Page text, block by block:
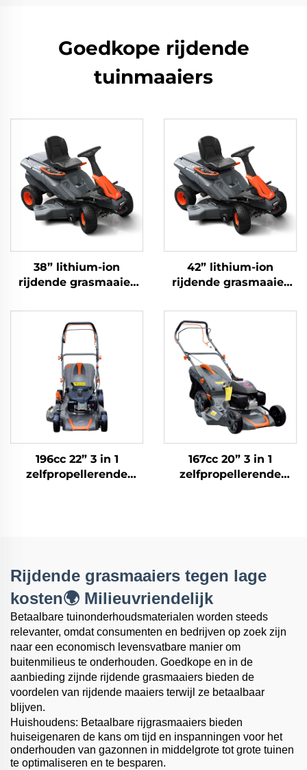
Goedkope rijdende
tuinmaaiers
38” lithium-ion
rijdende grasmaaier
42” lithium-ion
rijdende grasmaaier
196cc 22” 3 in 1
zelfpropellerende
167cc 20” 3 in 1
zelfpropellerende
Rijdende grasmaaiers tegen lage
kosten🌍 Milieuvriendelijk
Betaalbare tuinonderhoudsmaterialen worden steeds
relevanter, omdat consumenten en bedrijven op zoek zijn
naar een economisch levensvatbare manier om
buitenmilieus te onderhouden. Goedkope en in de
aanbieding zijnde rijdende grasmaaiers bieden de
voordelen van rijdende maaiers terwijl ze betaalbaar
blijven.
Huishoudens: Betaalbare rijgrasmaaiers bieden
huiseigenaren de kans om tijd en inspanningen voor het
onderhouden van gazonnen in middelgrote tot grote tuinen
te optimaliseren en te besparen.